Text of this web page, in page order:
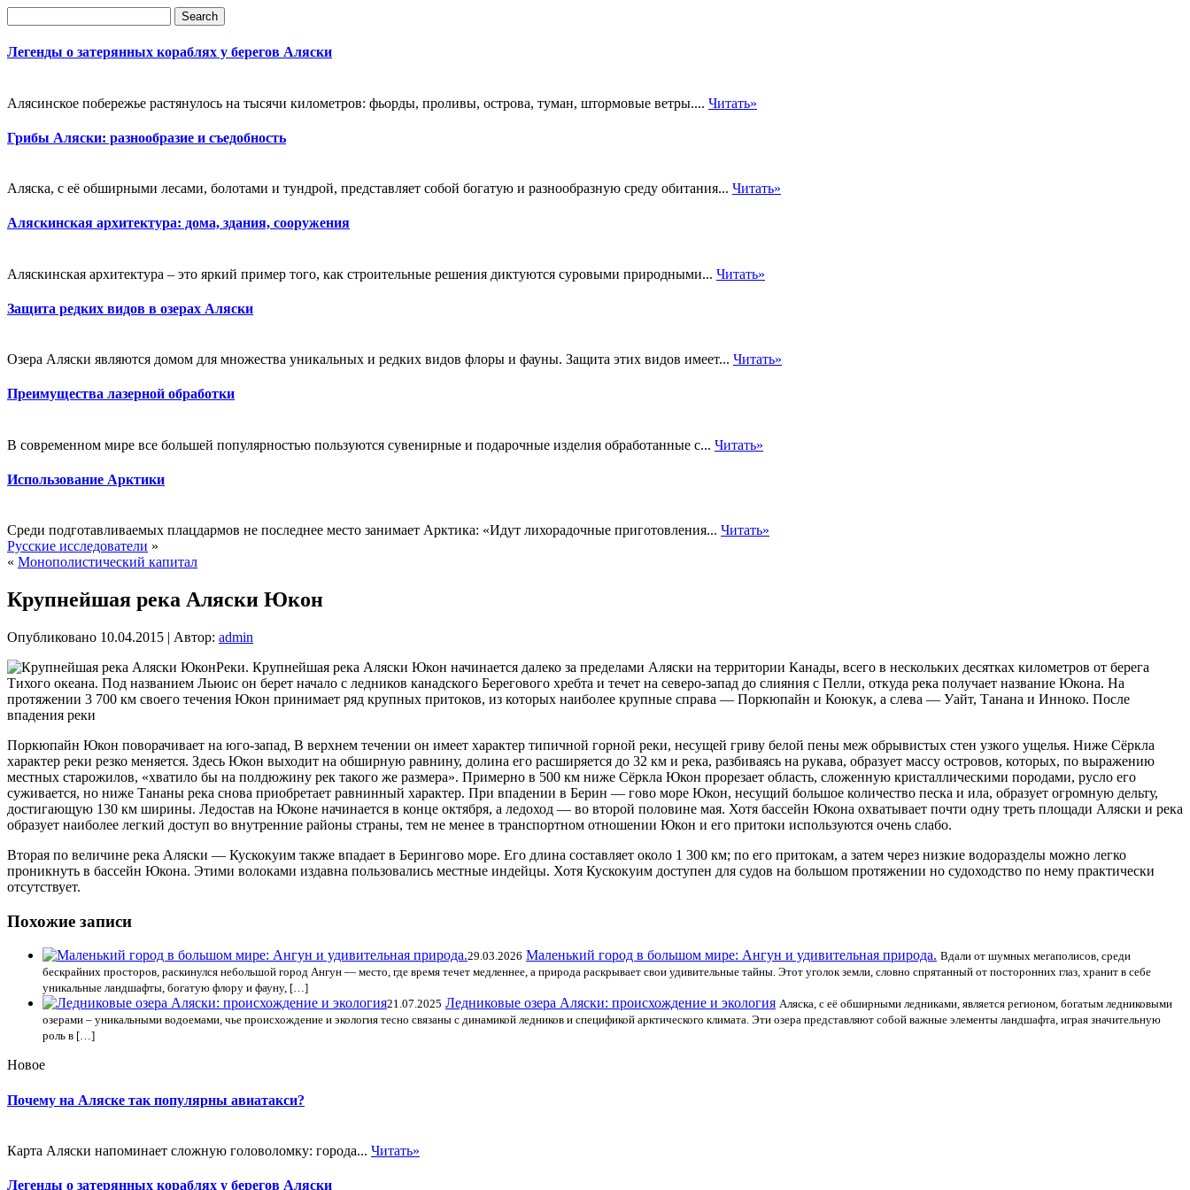
Легенды о затерянных кораблях у берегов Аляски
Алясинское побережье растянулось на тысячи километров: фьорды, проливы, острова, туман, штормовые ветры.... Читать»
Грибы Аляски: разнообразие и съедобность
Аляска, с её обширными лесами, болотами и тундрой, представляет собой богатую и разнообразную среду обитания... Читать»
Аляскинская архитектура: дома, здания, сооружения
Аляскинская архитектура – это яркий пример того, как строительные решения диктуются суровыми природными... Читать»
Защита редких видов в озерах Аляски
Озера Аляски являются домом для множества уникальных и редких видов флоры и фауны. Защита этих видов имеет... Читать»
Преимущества лазерной обработки
В современном мире все большей популярностью пользуются сувенирные и подарочные изделия обработанные с... Читать»
Использование Арктики
Среди подготавливаемых плацдармов не последнее место занимает Арктика: «Идут лихорадочные приготовления... Читать»
Русские исследователи »
« Монополистический капитал
Крупнейшая река Аляски Юкон
Опубликовано 10.04.2015 | Автор: admin
Реки. Крупнейшая река Аляски Юкон начинается далеко за пределами Аляски на территории Канады, всего в нескольких десятках километров от берега
Тихого океана. Под названием Льюис он берет начало с ледников канадского Берегового хребта и течет на северо-запад до слияния с Пелли, откуда река получает название Юкона. На
протяжении 3 700 км своего течения Юкон принимает ряд крупных притоков, из которых наиболее крупные справа — Поркюпайн и Коюкук, а слева — Уайт, Танана и Инноко. После
впадения реки
Поркюпайн Юкон поворачивает на юго-запад, В верхнем течении он имеет характер типичной горной реки, несущей гриву белой пены меж обрывистых стен узкого ущелья. Ниже Сёркла
характер реки резко меняется. Здесь Юкон выходит на обширную равнину, долина его расширяется до 32 км и река, разбиваясь на рукава, образует массу островов, которых, по выражению
местных старожилов, «хватило бы на полдюжину рек такого же размера». Примерно в 500 км ниже Сёркла Юкон прорезает область, сложенную кристаллическими породами, русло его
суживается, но ниже Тананы река снова приобретает равнинный характер. При впадении в Берин — гово море Юкон, несущий большое количество песка и ила, образует огромную дельту,
достигающую 130 км ширины. Ледостав на Юконе начинается в конце октября, а ледоход — во второй половине мая. Хотя бассейн Юкона охватывает почти одну треть площади Аляски и река
образует наиболее легкий доступ во внутренние районы страны, тем не менее в транспортном отношении Юкон и его притоки используются очень слабо.
Вторая по величине река Аляски — Кускокуим также впадает в Берингово море. Его длина составляет около 1 300 км; по его притокам, а затем через низкие водоразделы можно легко
проникнуть в бассейн Юкона. Этими волоками издавна пользовались местные индейцы. Хотя Кускокуим доступен для судов на большом протяжении но судоходство по нему практически
отсутствует.
Похожие записи
29.03.2026 Маленький город в большом мире: Ангун и удивительная природа. Вдали от шумных мегаполисов, среди
бескрайних просторов, раскинулся небольшой город Ангун — место, где время течет медленнее, а природа раскрывает свои удивительные тайны. Этот уголок земли, словно спрятанный от посторонних глаз, хранит в себе
уникальные ландшафты, богатую флору и фауну, […]
21.07.2025 Ледниковые озера Аляски: происхождение и экология Аляска, с её обширными ледниками, является регионом, богатым ледниковыми
озерами – уникальными водоемами, чье происхождение и экология тесно связаны с динамикой ледников и спецификой арктического климата. Эти озера представляют собой важные элементы ландшафта, играя значительную
роль в […]
Новое
Почему на Аляске так популярны авиатакси?
Карта Аляски напоминает сложную головоломку: города... Читать»
Легенды о затерянных кораблях у берегов Аляски